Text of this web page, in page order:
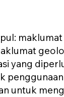
yang
untuk